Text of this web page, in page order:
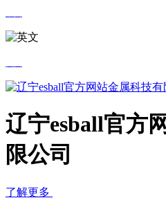
辽宁esball官方
限公司
了解更多